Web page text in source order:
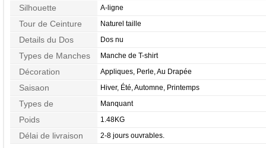
Silhouette A-ligne
Tour de Ceinture Naturel taille
Details du Dos Dos nu
Types de Manches Manche de T-shirt
Décoration Appliques, Perle, Au Drapée
Saisaon Hiver, Été, Automne, Printemps
Types de
Morphologie
Manquant
Poids 1.48KG
Délai de livraison 2-8 jours ouvrables.